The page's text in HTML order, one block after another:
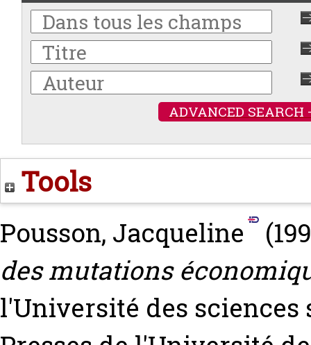
ADVANCED SEARCH
Tools
Pousson, Jacqueline
des mutations
l'Université des sciences